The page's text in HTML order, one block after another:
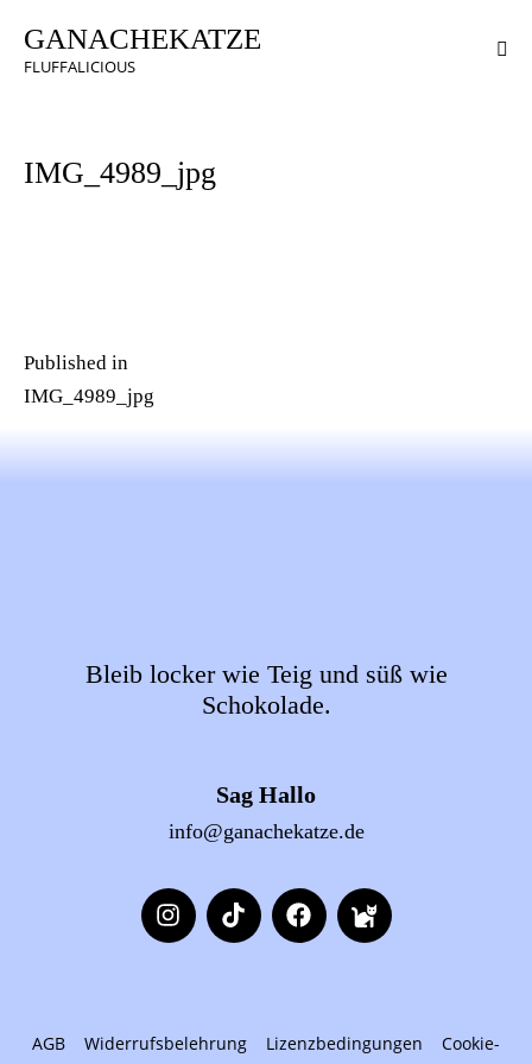
GANACHEKATZE
FLUFFALICIOUS
IMG_4989_jpg
Published in
IMG_4989_jpg
Bleib locker wie Teig und süß wie
Schokolade.
Sag Hallo
info@ganachekatze.de
AGB Widerrufsbelehrung Lizenzbedingungen Cookie-